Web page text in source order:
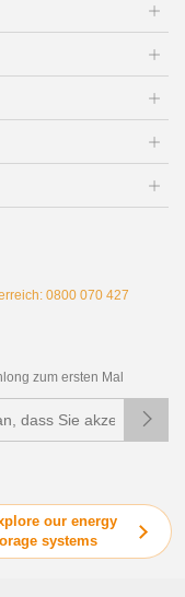
our energy
systems
0800 070 427
zum ersten Mal
